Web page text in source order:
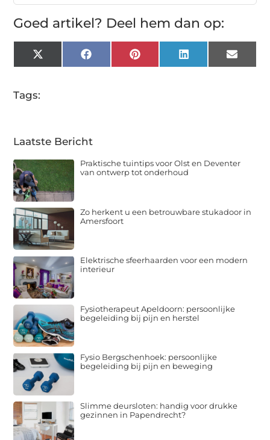
Goed artikel? Deel hem dan op:
X
(Twitter)
FacebookPinterestLinkedInEmail
Tags:
Laatste Bericht
Praktische tuintips voor Olst en Deventer
van ontwerp tot onderhoud
Zo herkent u een betrouwbare stukadoor in
Amersfoort
Elektrische sfeerhaarden voor een modern
interieur
Fysiotherapeut Apeldoorn: persoonlijke
begeleiding bij pijn en herstel
Fysio Bergschenhoek: persoonlijke
begeleiding bij pijn en beweging
Slimme deursloten: handig voor drukke
gezinnen in Papendrecht?